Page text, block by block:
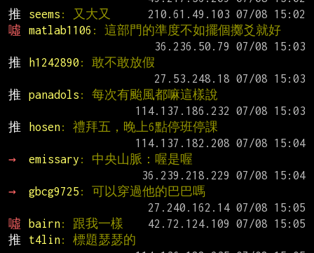
推
seems : 又大又
噓
matlab1106 : 這部門的準度不如擺個擲爻就好
推
h1242890 : 敢不敢放假
推
panadols : 每次有颱風都嘛這樣說
推
hosen: 禮拜五，晚上6點停班停課
→
emissary : 中央山脈：喔是喔
→
gbcg9725 : 可以穿過他的巴巴嗎
噓
bairn: 跟我一樣
推
t4lin: 標題瑟瑟的